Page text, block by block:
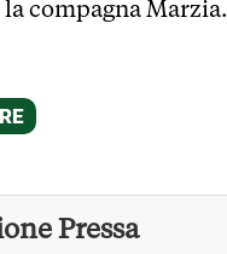
compagna Marzia.
Pressa